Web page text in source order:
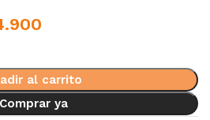
al carrito
Comprar ya